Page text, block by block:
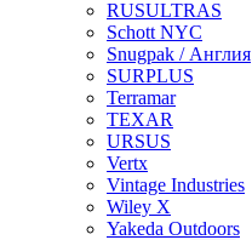
RUSULTRAS
Schott NYC
Snugpak / Англия
SURPLUS
Terramar
TEXAR
URSUS
Vertx
Vintage Industries
Wiley X
Yakeda Outdoors